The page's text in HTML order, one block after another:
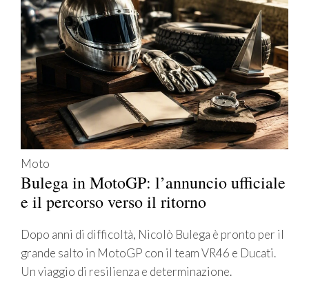
Moto
Bulega in MotoGP: l’annuncio ufficiale
e il percorso verso il ritorno
Dopo anni di difficoltà, Nicolò Bulega è pronto per il
grande salto in MotoGP con il team VR46 e Ducati.
Un viaggio di resilienza e determinazione.